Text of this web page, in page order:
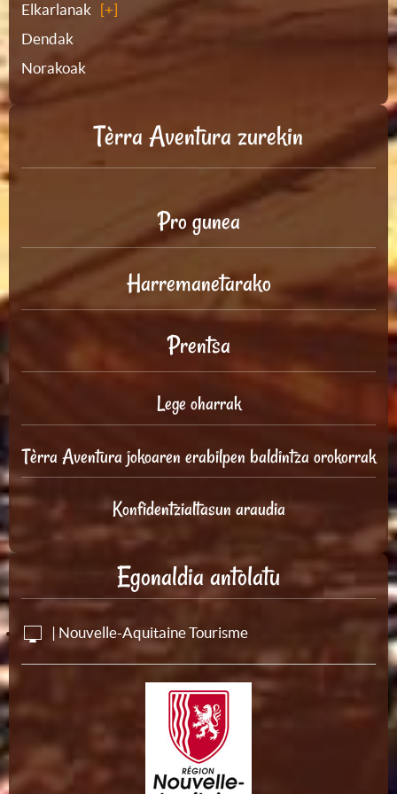
Elkarlanak
Dendak
Norakoak
Tèrra Aventura zurekin
Pro gunea
Harremanetarako
Prentsa
Lege oharrak
Tèrra Aventura jokoaren erabilpen baldintza orokorrak
Konfidentzialtasun araudia
Egonaldia antolatu
| Nouvelle-Aquitaine Tourisme